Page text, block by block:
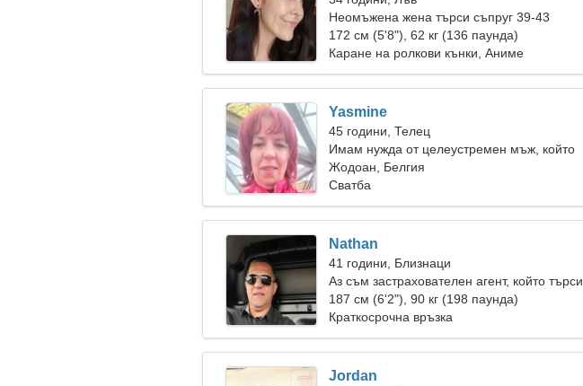
Неомъжена жена търси съпруг 39-43
172 см (5'8"), 62 кг (136 паунда)
Каране на ролкови кънки, Аниме
Yasmine
45 години, Телец
Имам нужда от целеустремен мъж, който
да готвим заедно
Жодоан, Белгия
Сватба
Nathan
41 години, Близнаци
Аз съм застрахователен агент, който търси
емоционална жена
187 см (6'2"), 90 кг (198 паунда)
Краткосрочна връзка
Jordan